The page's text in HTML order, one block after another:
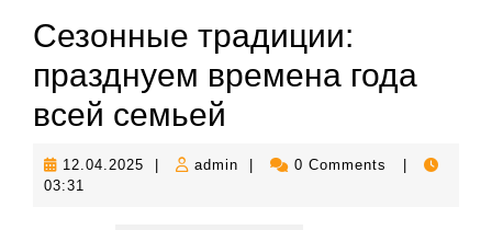
Сезонные традиции:
празднуем времена года
всей семьей
12.04.2025 12.04.2025
admin admin 0 Comments
03:31